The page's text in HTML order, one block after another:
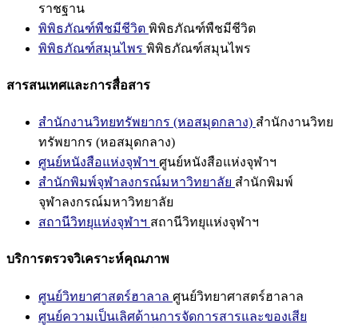
ราชฐาน
พิพิธภัณฑ์พืชมีชีวิต พิพิธภัณฑ์พืชมีชีวิต
พิพิธภัณฑ์สมุนไพร พิพิธภัณฑ์สมุนไพร
สารสนเทศและการสื่อสาร
สำนักงานวิทยทรัพยากร (หอสมุดกลาง) สำนักงานวิทย
ทรัพยากร (หอสมุดกลาง)
ศูนย์หนังสือแห่งจุฬาฯ ศูนย์หนังสือแห่งจุฬาฯ
สำนักพิมพ์จุฬาลงกรณ์มหาวิทยาลัย สำนักพิมพ์
จุฬาลงกรณ์มหาวิทยาลัย
สถานีวิทยุแห่งจุฬาฯ สถานีวิทยุแห่งจุฬาฯ
บริการตรวจวิเคราะห์คุณภาพ
ศูนย์วิทยาศาสตร์ฮาลาล ศูนย์วิทยาศาสตร์ฮาลาล
ศูนย์ความเป็นเลิศด้านการจัดการสารและของเสีย